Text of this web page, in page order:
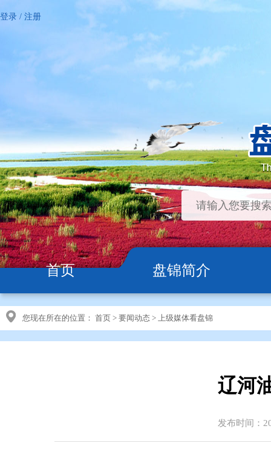
登录 / 注册
首页 盘锦简介
您现在所在的位置： 首页 > 要闻动态 > 上级媒体看盘锦
辽河
发布时间：